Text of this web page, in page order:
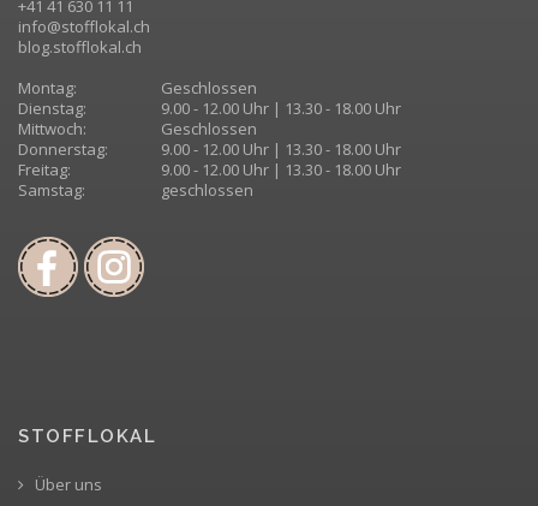
+41 41 630 11 11
info@stofflokal.ch
blog.stofflokal.ch
Montag:
Geschlossen
Dienstag:
9.00 - 12.00 Uhr | 13.30 - 18.00 Uhr
Mittwoch:
Geschlossen
Donnerstag:
9.00 - 12.00 Uhr | 13.30 - 18.00 Uhr
Freitag:
9.00 - 12.00 Uhr | 13.30 - 18.00 Uhr
Samstag:
geschlossen
STOFFLOKAL
Über uns